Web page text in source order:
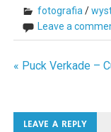
fotografia/
Leave a
Nawigacja
« Puck Verkade –
LEAVE A REPLY